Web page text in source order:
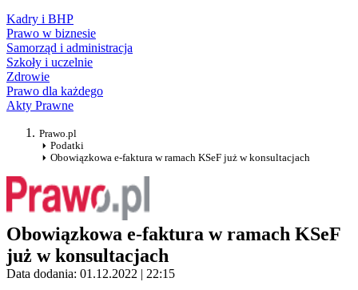
Kadry i BHP
Prawo w biznesie
Samorząd i administracja
Szkoły i uczelnie
Zdrowie
Prawo dla każdego
Akty Prawne
Prawo.pl
Podatki
Obowiązkowa e-faktura w ramach KSeF już w konsultacjach
Obowiązkowa e-faktura w ramach KSeF
już w konsultacjach
Data dodania: 01.12.2022 | 22:15